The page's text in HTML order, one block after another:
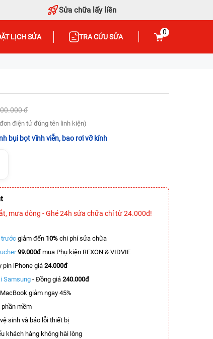
Sửa chữa lấy liền
LỊCH SỬA TRA CỨU SỬA
0
đ
điện tử đúng tên linh kiện)
bụi bọt vĩnh viễn, bao rơi vỡ kính
mưa dông - Ghé 24h sửa chữa chỉ từ 24.000đ!
giảm đến 10% chi phí sửa chữa
99.000đmua Phụ kiện REXON & VIDVIE
pin iPhone giá 24.000đ
Samsung - Đồng giá 240.000đ
giảm ngay 45%
mềm
sinh và báo lỗi thiết bị
khách hàng không hài lòng